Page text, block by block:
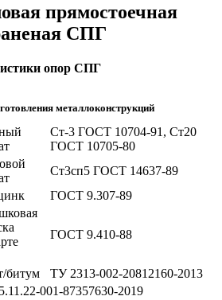
прямостоечная
СПГ
опор СПГ
металлоконструкций
Ст-3 ГОСТ 10704-91, Ст20
ГОСТ 10705-80
Ст3сп5 ГОСТ 14637-89
ГОСТ 9.307-89
ГОСТ 9.410-88
битум ТУ 2313-002-20812160-2013
001-87357630-2019